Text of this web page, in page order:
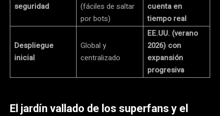
seguridad
(fáciles de saltar
por bots)
cuenta en
tiempo real
Despliegue
inicial
Global y
centralizado
EE.UU. (verano
2026) con
expansión
progresiva
El jardín vallado de los superfans y el